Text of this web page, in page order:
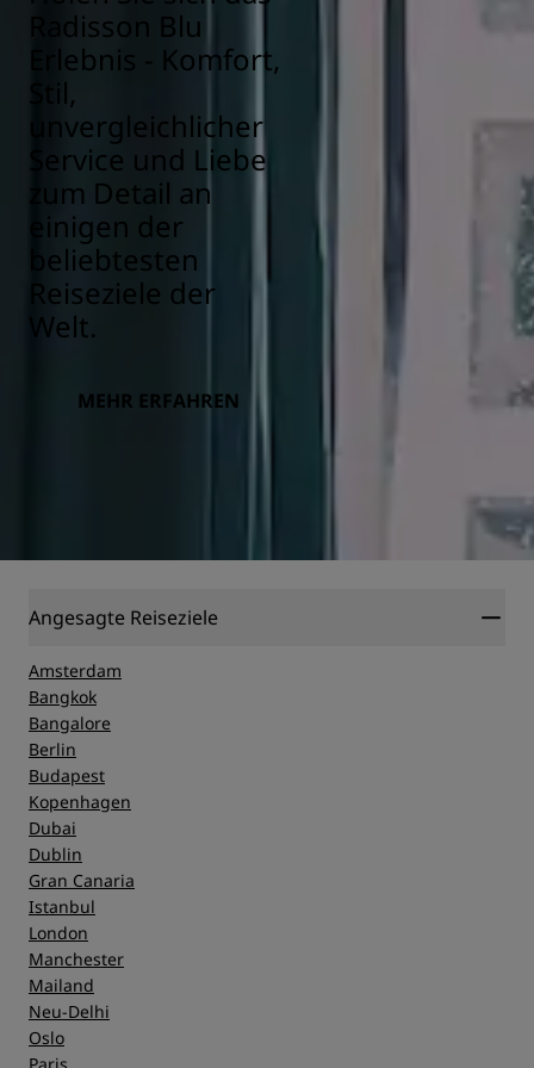
Radisson Blu
Erlebnis - Komfort,
Stil,
unvergleichlicher
Service und Liebe
zum Detail an
einigen der
beliebtesten
Reiseziele der
Welt.
MEHR ERFAHREN
Angesagte Reiseziele
Amsterdam
Bangkok
Bangalore
Berlin
Budapest
Kopenhagen
Dubai
Dublin
Gran Canaria
Istanbul
London
Manchester
Mailand
Neu-Delhi
Oslo